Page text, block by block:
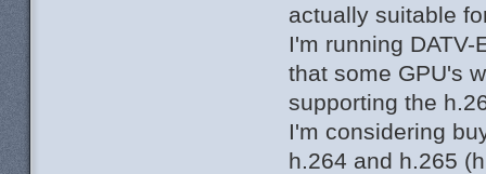
actually suitable
I'm running
that some GPU's
supporting the
I'm considering
h.264 and h.265